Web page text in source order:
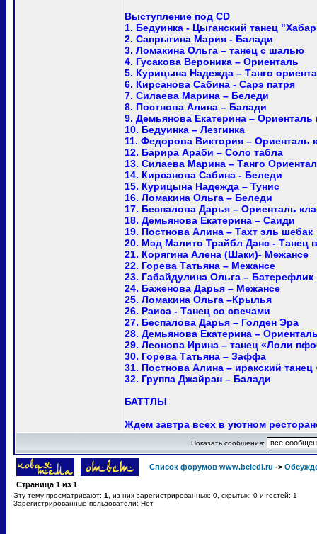
Выступление под CD
1. Бедуинка - Цыганский танец
2. Сапрыгина Мария - Балади
3. Ломакина Ольга – танец с шалью
4. Гусакова Вероника – Ориенталь
5. Курицына Надежда – Танго
6. Кирсанова Сабина - Сарэ патря
7. Силаева Марина – Беледи
8. Постнова Алина – Балади
9. Демьянова Екатерина – Ориенталь
10. Бедуинка – Лезгинка
11. Федорова Виктория – Ориенталь
12. Барира Араби – Соло табла
13. Силаева Марина – Танго
14. Кирсанова Сабина - Беледи
15. Курицына Надежда – Тунис
16. Ломакина Ольга – Беледи
17. Беспалова Дарья – Ориенталь
18. Демьянова Екатерина – Саиди
19. Постнова Алина – Тахт эль шебак
20. Мэд Малито Трайбл Данс - Танец
21. Корягина Алена (Шаки)- Межансе
22. Горева Татьяна – Межансе
23. Габайдулина Ольга – Батерефлик
24. Баженова Дарья – Межансе
25. Ломакина Ольга –Крылья
26. Раиса - Танец со свечами
27. Беспалова Дарья – Голден Эра
28. Демьянова Екатерина –
29. Леонова Ирина – танец «Лоли
30. Горева Татьяна – Заффа
31. Постнова Алина – иракский танец
32. Группа Джайран – Балади
БАТТЛЫ
Ждем завтра всех в уютном
Показать сообщения:
Список форумов www.beledi.ru ->
Страница 1 из 1
Эту тему просматривают: 1
, из них зарегистрированных: 0, скрытых: 0 и гостей: 1
Зарегистрированные пользователи: Нет